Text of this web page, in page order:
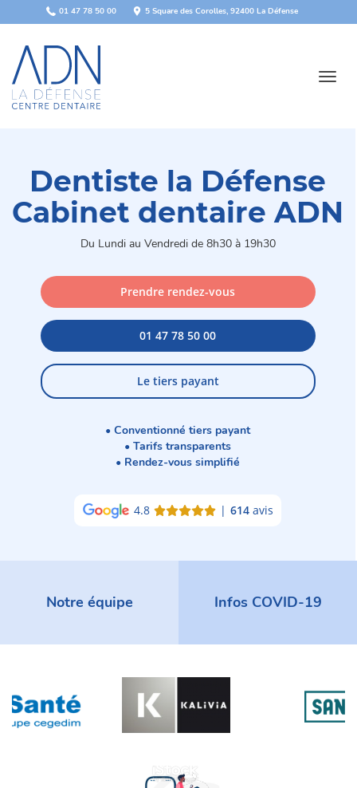
01 47 78 50 00 5 Square des Corolles, 92400 La Défense
Dentiste la Défense
Cabinet dentaire ADN
Du Lundi au Vendredi de 8h30 à 19h30
Prendre rendez-vous
01 47 78 50 00
Le tiers payant
• Conventionné tiers payant
• Tarifs transparents
• Rendez-vous simplifié
4.8 | 614 avis
Notre équipe Infos COVID-19
Panneau de gestion des cookies